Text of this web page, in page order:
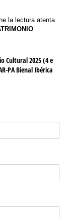
la lectura atenta
Cultural 2025 (4 e
PA Bienal Ibérica